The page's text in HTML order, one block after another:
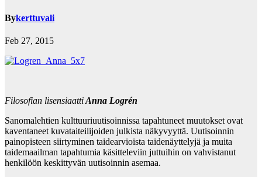
Bykerttuvali
Feb 27, 2015
Filosofian lisensiaattiAnna Logrén
Sanomalehtien kulttuuriuutisoinnissa tapahtuneet muutokset ovat
kaventaneet kuvataiteilijoiden julkista näkyvyyttä. Uutisoinnin
painopisteen siirtyminen taidearvioista taidenäyttelyjä ja muita
taidemaailman tapahtumia käsitteleviin juttuihin on vahvistanut
henkilöön keskittyvän uutisoinnin asemaa.